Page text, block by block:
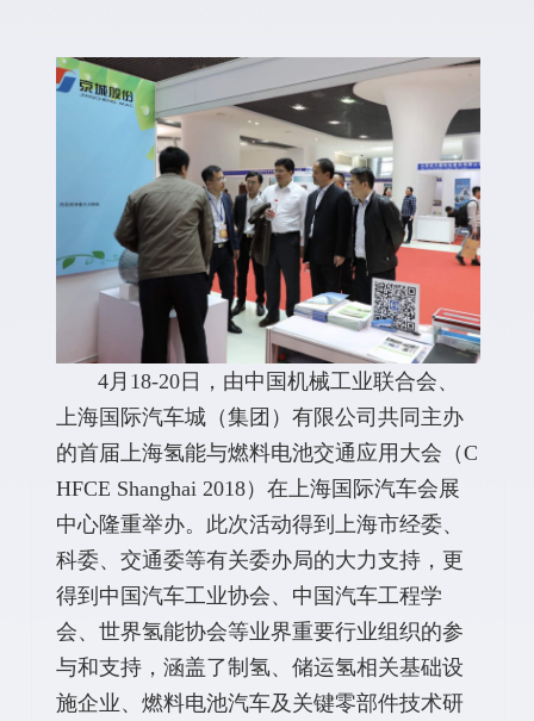
4月18-20日，由中国机械工业联合会、
上海国际汽车城（集团）有限公司共同主办
的首届上海氢能与燃料电池交通应用大会（C
HFCE Shanghai 2018）在上海国际汽车会展
中心隆重举办。此次活动得到上海市经委、
科委、交通委等有关委办局的大力支持，更
得到中国汽车工业协会、中国汽车工程学
会、世界氢能协会等业界重要行业组织的参
与和支持，涵盖了制氢、储运氢相关基础设
施企业、燃料电池汽车及关键零部件技术研